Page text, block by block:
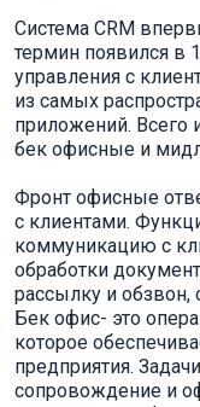
Система CRM
термин появился в
управления с
из самых
приложений. Всего
бек офисные и
Фронт офисные
с клиентами.
коммуникацию с
обработки
рассылку и обзвон,
Бек офис- это
которое
предприятия.
сопровождение и